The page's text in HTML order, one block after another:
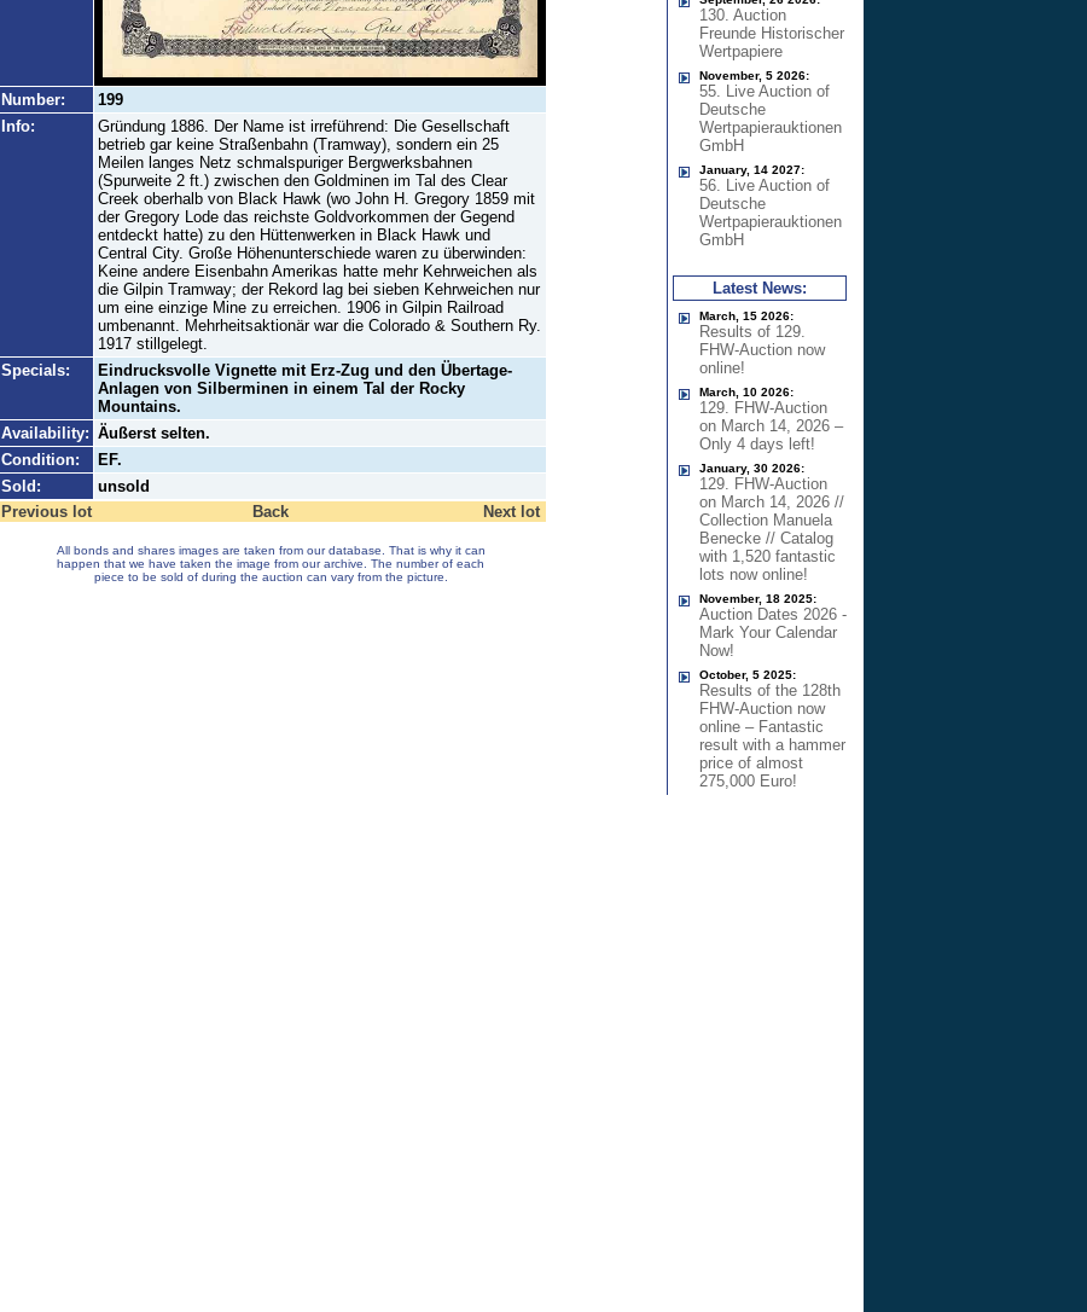
Number:
199
Info:
Gründung 1886. Der Name ist irreführend: Die Gesellschaft
betrieb gar keine Straßenbahn (Tramway), sondern ein 25
Meilen langes Netz schmalspuriger Bergwerksbahnen
(Spurweite 2 ft.) zwischen den Goldminen im Tal des Clear
Creek oberhalb von Black Hawk (wo John H. Gregory 1859 mit
der Gregory Lode das reichste Goldvorkommen der Gegend
entdeckt hatte) zu den Hüttenwerken in Black Hawk und
Central City. Große Höhenunterschiede waren zu überwinden:
Keine andere Eisenbahn Amerikas hatte mehr Kehrweichen als
die Gilpin Tramway; der Rekord lag bei sieben Kehrweichen nur
um eine einzige Mine zu erreichen. 1906 in Gilpin Railroad
umbenannt. Mehrheitsaktionär war die Colorado & Southern Ry.
1917 stillgelegt.
Specials:
Eindrucksvolle Vignette mit Erz-Zug und den Übertage-
Anlagen von Silberminen in einem Tal der Rocky
Mountains.
Availability: Äußerst selten.
Condition:
EF.
Sold:
unsold
Previous lot
Back Next lot
All bonds and shares images are taken from our database. That is why it can
happen that we have taken the image from our archive. The number of each
piece to be sold of during the auction can vary from the picture.
130. Auction
Freunde Historischer
Wertpapiere
November, 5 2026:
55. Live Auction of
Deutsche
Wertpapierauktionen
GmbH
January, 14 2027:
56. Live Auction of
Deutsche
Wertpapierauktionen
GmbH
Latest News:
March, 15 2026:
Results of 129.
FHW-Auction now
online!
March, 10 2026:
129. FHW-Auction
on March 14, 2026 –
Only 4 days left!
January, 30 2026:
129. FHW-Auction
on March 14, 2026 //
Collection Manuela
Benecke // Catalog
with 1,520 fantastic
lots now online!
November, 18 2025:
Auction Dates 2026 -
Mark Your Calendar
Now!
October, 5 2025:
Results of the 128th
FHW-Auction now
online – Fantastic
result with a hammer
price of almost
275,000 Euro!